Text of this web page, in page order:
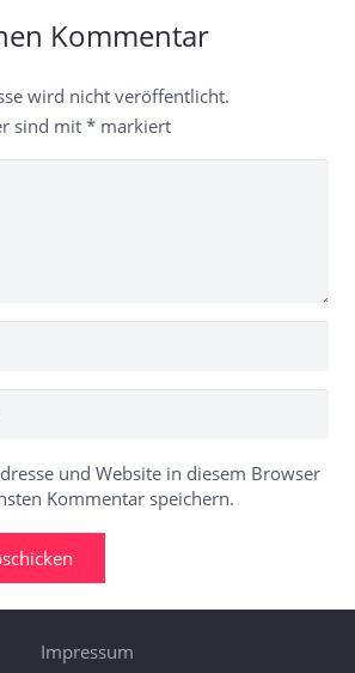
Kommentar
wird nicht veröffentlicht.
sind mit *markiert
und Website in diesem Browser
Kommentar speichern.
Impressum